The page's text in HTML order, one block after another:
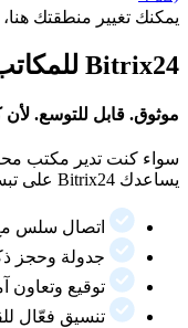
يمكنك تغيير منطقتك هنا،
Bitrix24 للمكاتب القانونية
موثوق. قابل للتوسع.
سواء كنت تدير مكتب
يساعدك Bitrix24 على تبسيط عملك وتقديم خدمة استثنائية للعملاء.
اتصال سلس مع
جدولة وحجز
توقيع وتعاون
تنسيق فعّال